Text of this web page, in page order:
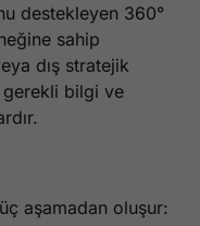
destekleyen 360°
sahip
dış stratejik
bilgi ve
aşamadan oluşur: